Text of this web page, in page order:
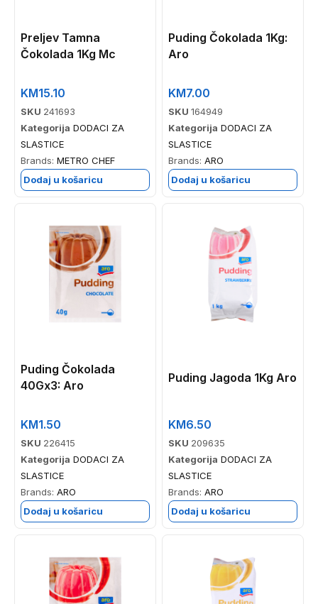
Preljev Tamna
Čokolada 1Kg Mc
KM15.10
SKU 241693
Kategorija DODACI ZA
SLASTICE
Brands: METRO CHEF
Dodaj u košaricu
Puding Čokolada 1Kg:
Aro
KM7.00
SKU 164949
Kategorija DODACI ZA
SLASTICE
Brands: ARO
Dodaj u košaricu
Puding Čokolada
40Gx3: Aro
KM1.50
SKU 226415
Kategorija DODACI ZA
SLASTICE
Brands: ARO
Dodaj u košaricu
Puding Jagoda 1Kg Aro
KM6.50
SKU 209635
Kategorija DODACI ZA
SLASTICE
Brands: ARO
Dodaj u košaricu